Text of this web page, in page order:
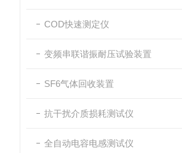
COD快速测定仪
变频串联谐振耐压试验装置
SF6气体回收装置
抗干扰介质损耗测试仪
全自动电容电感测试仪